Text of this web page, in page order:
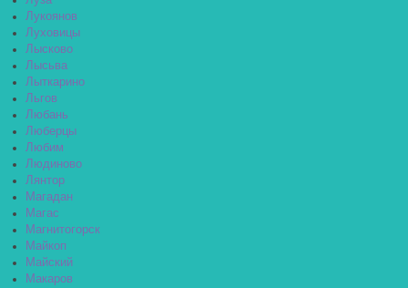
Лукоянов
Луховицы
Лысково
Лысьва
Лыткарино
Льгов
Любань
Люберцы
Любим
Людиново
Лянтор
Магадан
Магас
Магнитогорск
Майкоп
Майский
Макаров